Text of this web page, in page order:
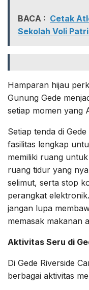
BACA : Cetak
Sekolah Voli
Hamparan hijau
Gunung Gede
setiap momen yang
Setiap tenda di
fasilitas lengkap
memiliki ruang
ruang tidur yang
selimut, serta stop
perangkat
jangan lupa
memasak makanan
Aktivitas Seru di
Di Gede Riverside
berbagai aktivitas